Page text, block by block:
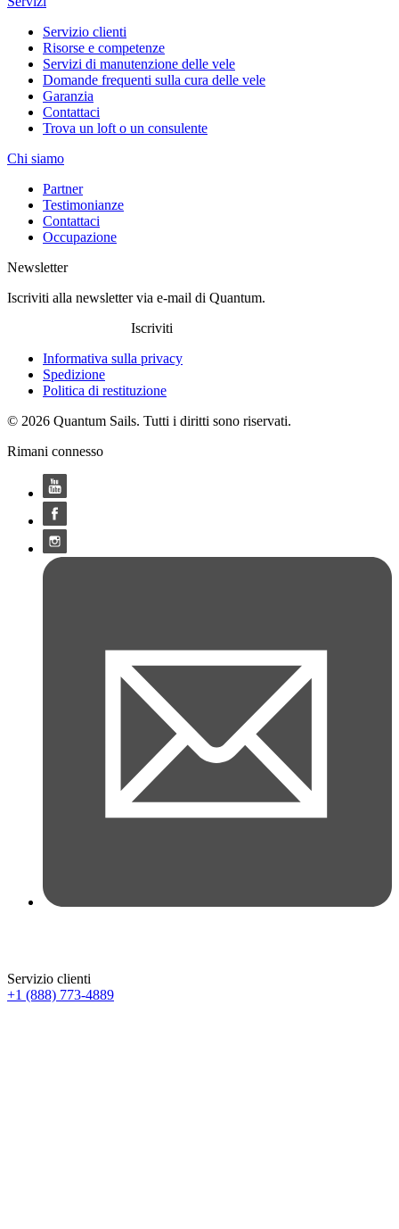
Servizio clienti
Risorse e competenze
Servizi di manutenzione delle vele
Domande frequenti sulla cura delle vele
Garanzia
Contattaci
Trova un loft o un consulente
Chi siamo
Partner
Testimonianze
Contattaci
Occupazione
Newsletter
Iscriviti alla newsletter via e-mail di Quantum.
Iscriviti
Informativa sulla privacy
Spedizione
Politica di restituzione
© 2026 Quantum Sails. Tutti i diritti sono riservati.
Rimani connesso
Servizio clienti
+1 (888) 773-4889